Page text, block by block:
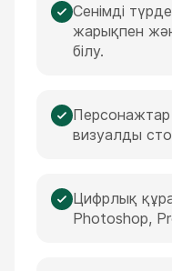
Сенімді
жарықпен
білу.
визуалды
Цифрлық
Photoshop,